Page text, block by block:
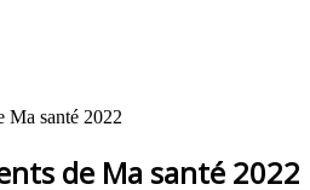
Ma santé 2022
de Ma santé 2022